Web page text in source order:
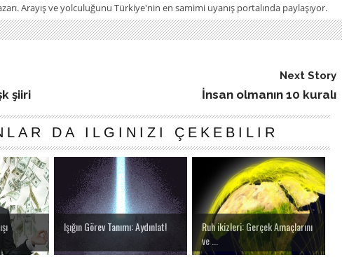
Arayış ve yolculuğunu Türkiye'nin en samimi uyanış portalında paylaşıyor.
şiiri
Next Story
İnsan olmanın 10 kuralı
DA ILGINIZI ÇEKEBILIR
Işığın Görev Tanımı: Aydınlat!
Ruh ikizleri: Gerçek Amaçlarını
ve ...